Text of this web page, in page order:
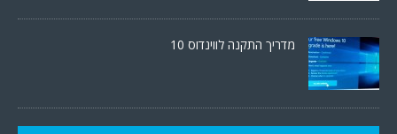
מדריך התקנה לווינדוס 10